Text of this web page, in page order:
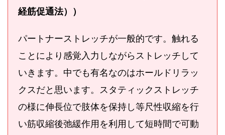
経筋促通法））
パートナーストレッチが一般的です。触れる
ことにより感覚入力しながらストレッチして
いきます。中でも有名なのはホールドリラッ
クスだと思います。スタティックストレッチ
の様に伸長位で肢体を保持し等尺性収縮を行
い筋収縮後弛緩作用を利用して短時間で可動